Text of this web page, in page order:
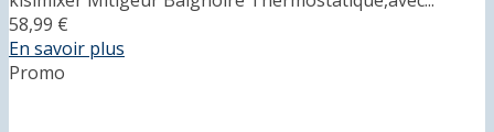
58,99 €
En savoir plus
Promo